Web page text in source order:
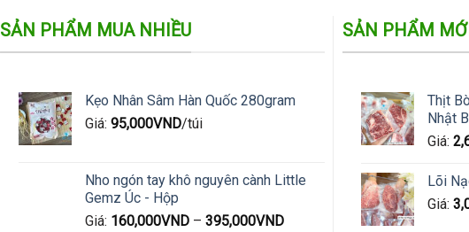
SẢN PHẨM MUA NHIỀU
Kẹo Nhân Sâm Hàn Quốc 280gram
Giá: 95,000VND/túi
Nho ngón tay khô nguyên cành Little
Gemz Úc - Hộp
Giá: 160,000VND –395,000VND
SẢN PHẨM
Thịt
Nhật
Giá:
Lõi
Giá: